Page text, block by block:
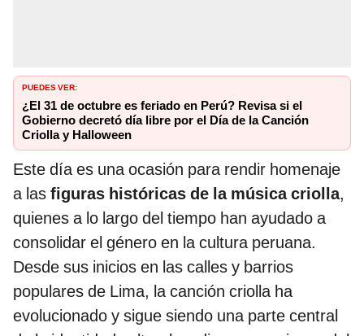
PUEDES VER:
¿El 31 de octubre es feriado en Perú? Revisa si el
Gobierno decretó día libre por el Día de la Canción
Criolla y Halloween
Este día es una ocasión para rendir homenaje
a las figuras históricas de la música criolla,
quienes a lo largo del tiempo han ayudado a
consolidar el género en la cultura peruana.
Desde sus inicios en las calles y barrios
populares de Lima, la canción criolla ha
evolucionado y sigue siendo una parte central